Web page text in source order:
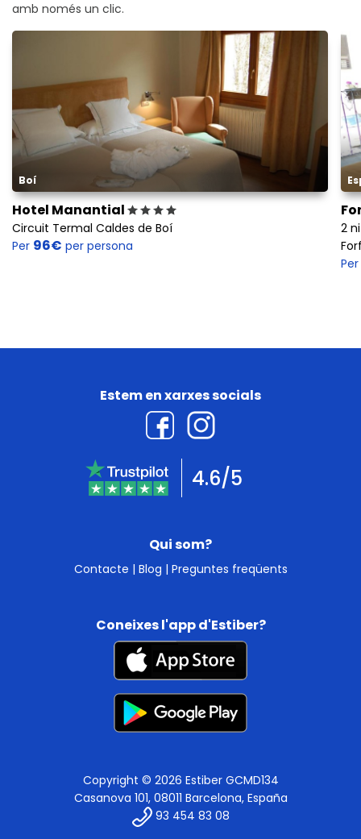
amb només un clic.
Boí
Hotel Manantial
Circuit Termal Caldes de Boí
Per 96€ per persona
2
Per
Qui som?
Contacte | Blog | Preguntes freqüents
Estem en xarxes socials
4.6/5
Coneixes l'app d'Estiber?
Copyright © 2026 Estiber GCMD134
Casanova 101, 08011 Barcelona, España
93 454 83 08